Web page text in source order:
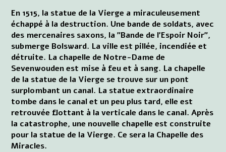
En 1515, la statue de la Vierge a miraculeusement
échappé à la destruction. Une bande de soldats, avec
des mercenaires saxons, la "Bande de l'Espoir Noir",
submerge Bolsward. La ville est pillée, incendiée et
détruite. La chapelle de Notre-Dame de
Sevenwouden est mise à feu et à sang. La chapelle
de la statue de la Vierge se trouve sur un pont
surplombant un canal. La statue extraordinaire
tombe dans le canal et un peu plus tard, elle est
retrouvée flottant à la verticale dans le canal. Après
la catastrophe, une nouvelle chapelle est construite
pour la statue de la Vierge. Ce sera la Chapelle des
Miracles.